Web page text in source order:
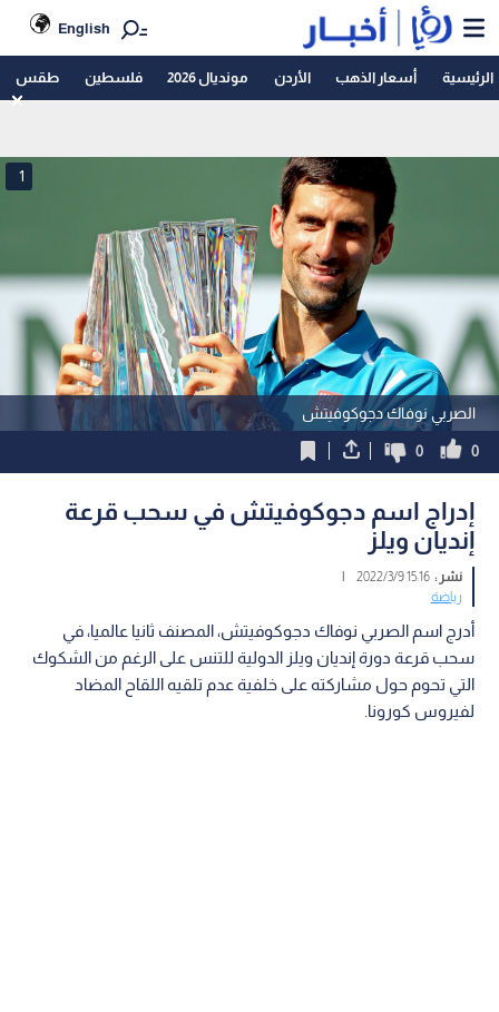
English
الرئيسية أسعار الذهب الأردن مونديال 2026 فلسطين طقس
الصربي نوفاك دجوكوفيتش
1
0
0
إدراج اسم دجوكوفيتش في سحب قرعة
إنديان ويلز
نشر :15:16 2022/3/9
|
رياضة
أدرج اسم الصربي نوفاك دجوكوفيتش، المصنف ثانيا عالميا، في
سحب قرعة دورة إنديان ويلز الدولية للتنس على الرغم من الشكوك
التي تحوم حول مشاركته على خلفية عدم تلقيه اللقاح المضاد
لفيروس كورونا.